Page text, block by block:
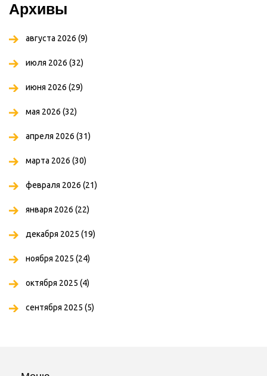
Архивы
августа 2026 (9)
июля 2026 (32)
июня 2026 (29)
мая 2026 (32)
апреля 2026 (31)
марта 2026 (30)
февраля 2026 (21)
января 2026 (22)
декабря 2025 (19)
ноября 2025 (24)
октября 2025 (4)
сентября 2025 (5)